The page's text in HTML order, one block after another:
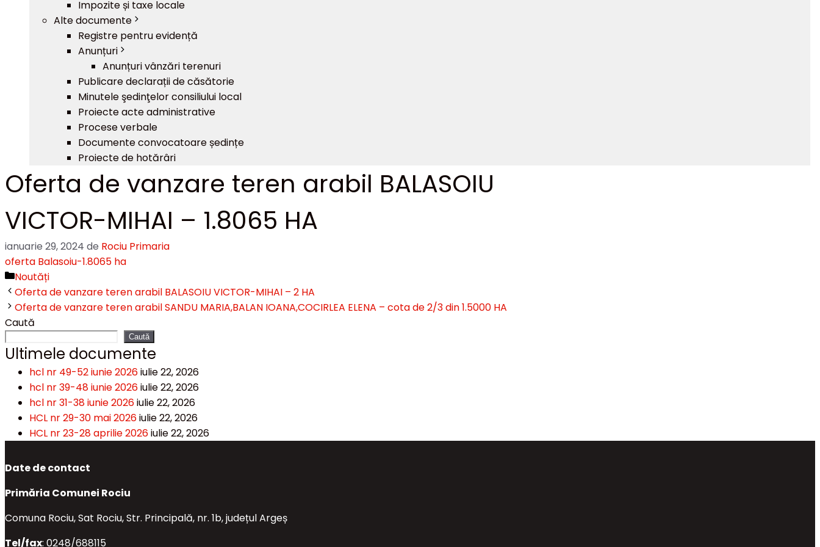
Impozite și taxe locale
Alte documente
Registre pentru evidență
Anunțuri
Anunțuri vânzări terenuri
Publicare declarații de căsătorie
Minutele şedinţelor consiliului local
Proiecte acte administrative
Procese verbale
Documente convocatoare ședințe
Proiecte de hotărâri
Oferta de vanzare teren arabil BALASOIU
VICTOR-MIHAI – 1.8065 HA
ianuarie 29, 2024 de Rociu Primaria
oferta Balasoiu-1.8065 ha
Categorii
Noutăți
Oferta de vanzare teren arabil BALASOIU VICTOR-MIHAI – 2 HA
Oferta de vanzare teren arabil SANDU MARIA,BALAN IOANA,COCIRLEA ELENA – cota de 2/3 din 1.5000 HA
Caută
Caută
Ultimele documente
hcl nr 49-52 iunie 2026iulie 22, 2026
hcl nr 39-48 iunie 2026iulie 22, 2026
hcl nr 31-38 iunie 2026iulie 22, 2026
HCL nr 29-30 mai 2026iulie 22, 2026
HCL nr 23-28 aprilie 2026iulie 22, 2026
Date de contact
Primăria Comunei Rociu
Comuna Rociu, Sat Rociu, Str. Principală, nr. 1b, județul Argeș
Tel/fax: 0248/688115